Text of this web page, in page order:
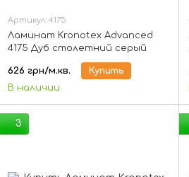
Артикул: 4175.
Ламинат Kronotex Advanced
4175 Дуб столетний серый
626 грн/м.кв.
Купить
В наличии
3